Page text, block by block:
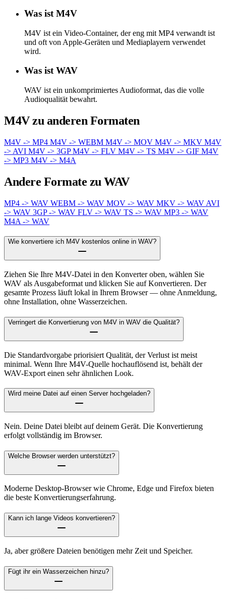
Was ist M4V
M4V ist ein Video-Container, der eng mit MP4 verwandt ist
und oft von Apple-Geräten und Mediaplayern verwendet
wird.
Was ist WAV
WAV ist ein unkomprimiertes Audioformat, das die volle
Audioqualität bewahrt.
M4V zu anderen Formaten
M4V -> MP4 M4V -> WEBM M4V -> MOV M4V -> MKV M4V
-> AVI M4V -> 3GPM4V -> FLV M4V -> TS M4V -> GIF M4V
-> MP3 M4V -> M4A
Andere Formate zu WAV
MP4 -> WAV WEBM -> WAV MOV -> WAV MKV -> WAV AVI
-> WAV 3GP -> WAV FLV -> WAV TS -> WAV MP3 -> WAV
M4A -> WAV
Wie konvertiere ich M4V kostenlos online in WAV?
Ziehen Sie Ihre M4V-Datei in den Konverter oben, wählen Sie
WAV als Ausgabeformat und klicken Sie auf Konvertieren. Der
gesamte Prozess läuft lokal in Ihrem Browser — ohne Anmeldung,
ohne Installation, ohne Wasserzeichen.
Verringert die Konvertierung von M4V in WAV die Qualität?
Die Standardvorgabe priorisiert Qualität, der Verlust ist meist
minimal. Wenn Ihre M4V-Quelle hochauflösend ist, behält der
WAV-Export einen sehr ähnlichen Look.
Wird meine Datei auf einen Server hochgeladen?
Nein. Deine Datei bleibt auf deinem Gerät. Die Konvertierung
erfolgt vollständig im Browser.
Welche Browser werden unterstützt?
Moderne Desktop-Browser wie Chrome, Edge und Firefox bieten
die beste Konvertierungserfahrung.
Kann ich lange Videos konvertieren?
Ja, aber größere Dateien benötigen mehr Zeit und Speicher.
Fügt ihr ein Wasserzeichen hinzu?